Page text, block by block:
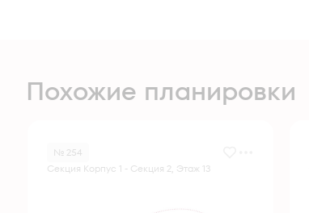
Похожие планировки
№ 254
Секция Корпус 1 - Секция 2, Этаж 13